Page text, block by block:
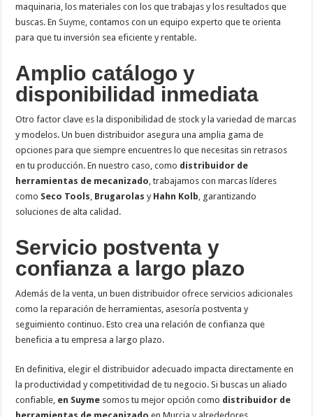
maquinaria, los materiales con los que trabajas y los resultados que
buscas. EnSuyme , contamos con un equipo experto que te orienta
para que tu inversión sea eficiente y rentable.
Amplio catálogo y
disponibilidad inmediata
Otro factor clave es la disponibilidad de stock y la variedad de marcas
y modelos. Un buen distribuidor asegura una amplia gama de
opciones para que siempre encuentres lo que necesitas sin retrasos
en tu producción. En nuestro caso, como distribuidor de
herramientas de mecanizado , trabajamos con marcas líderes
como Seco Tools Brugarolas y Hahn Kolb , garantizando
soluciones de alta calidad.
Servicio postventa y
confianza a largo plazo
Además de la venta, un buen distribuidor ofrece servicios adicionales
como la reparación de herramientas, asesoría postventa y
seguimiento continuo. Esto crea una relación de confianza que
beneficia a tu empresa a largo plazo.
En definitiva, elegir el distribuidor adecuado impacta directamente en
la productividad y competitividad de tu negocio. Si buscas un aliado
confiable, en Suyme somos tu mejor opción como distribuidor de